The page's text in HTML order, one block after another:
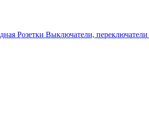
Розетки Выключатели, переключатели